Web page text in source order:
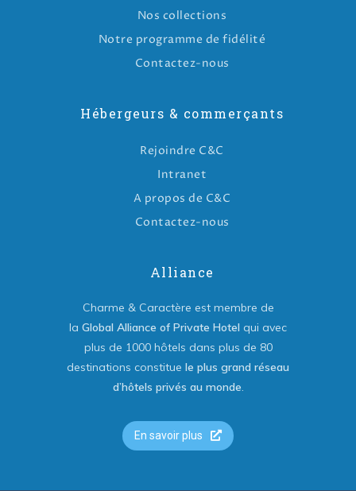
Nos collections
Notre programme de fidélité
Contactez-nous
Hébergeurs & commerçants
Rejoindre C&C
Intranet
A propos de C&C
Contactez-nous
Alliance
Charme & Caractère est membre de
la Global Alliance of Private Hotel qui avec
plus de 1000 hôtels dans plus de 80
destinations constitue le plus grand réseau
d’hôtels privés au monde.
En savoir plus